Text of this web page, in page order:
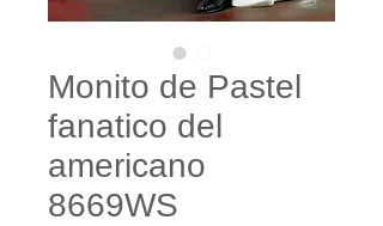
Monito de Pastel
fanatico del
americano
8669WS